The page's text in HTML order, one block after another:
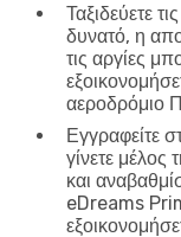
Ταξιδεύετε
δυνατό, η
τις αργίες
αεροδρόμιο
Εγγραφείτε
γίνετε μέλος
και
eDreams